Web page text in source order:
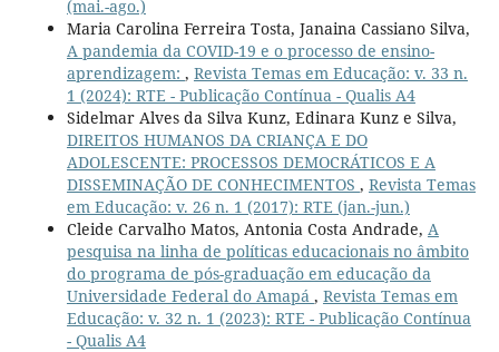
(mai.-ago.)
Maria Carolina Ferreira Tosta, Janaina Cassiano Silva,
A pandemia da COVID-19 e o processo de ensino-
aprendizagem: , Revista Temas em Educação: v. 33 n.
1 (2024): RTE - Publicação Contínua - Qualis A4
Sidelmar Alves da Silva Kunz, Edinara Kunz e Silva,
DIREITOS HUMANOS DA CRIANÇA E DO
ADOLESCENTE: PROCESSOS DEMOCRÁTICOS E A
DISSEMINAÇÃO DE CONHECIMENTOS , Revista Temas
em Educação: v. 26 n. 1 (2017): RTE (jan.-jun.)
Cleide Carvalho Matos, Antonia Costa Andrade, A
pesquisa na linha de políticas educacionais no âmbito
do programa de pós-graduação em educação da
Universidade Federal do Amapá , Revista Temas em
Educação: v. 32 n. 1 (2023): RTE - Publicação Contínua
- Qualis A4